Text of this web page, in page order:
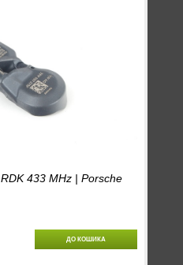
433 MHz | Porsche
ДО КОШИКА